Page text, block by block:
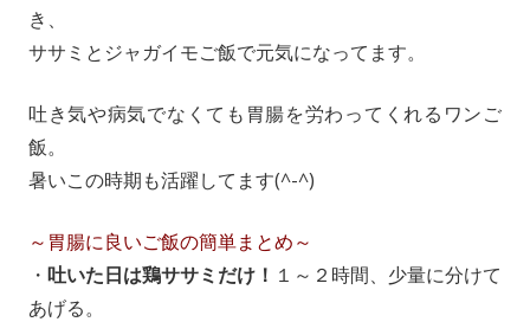
き、
ササミとジャガイモご飯で元気になってます。
吐き気や病気でなくても胃腸を労わってくれるワンご
飯。
暑いこの時期も活躍してます(^-^)
～胃腸に良いご飯の簡単まとめ～
・ 吐いた日は鶏ササミだけ！ １～２時間、少量に分けて
あげる。